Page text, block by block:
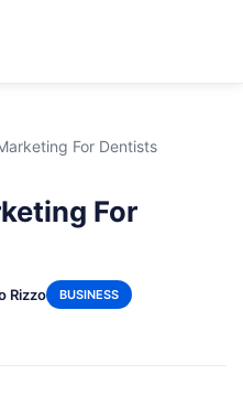
For Dentists
For
Rizzo BUSINESS